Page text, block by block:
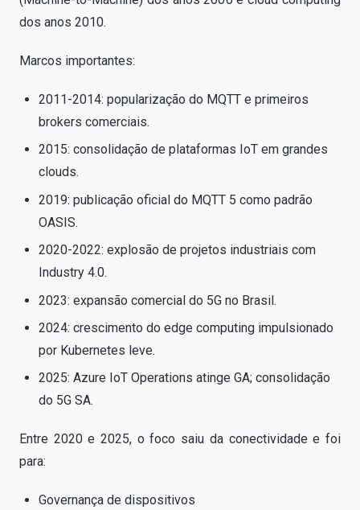
dos anos 2010.
Marcos importantes:
2011-2014: popularização do MQTT e primeiros
brokers comerciais.
2015: consolidação de plataformas IoT em grandes
clouds.
2019: publicação oficial do MQTT 5 como padrão
OASIS.
2020-2022: explosão de projetos industriais com
Industry 4.0.
2023: expansão comercial do 5G no Brasil.
2024: crescimento do edge computing impulsionado
por Kubernetes leve.
2025: Azure IoT Operations atinge GA; consolidação
do 5G SA.
Entre 2020 e 2025, o foco saiu da conectividade e foi
para:
Governança de dispositivos